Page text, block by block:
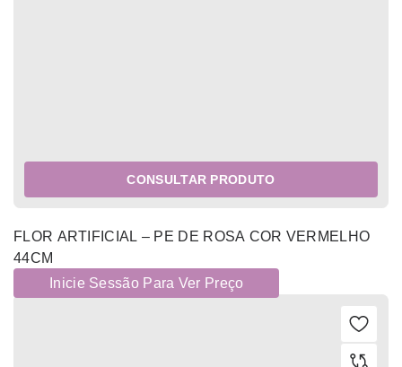
CONSULTAR PRODUTO
FLOR ARTIFICIAL – PE DE ROSA COR VERMELHO
44CM
Inicie Sessão Para Ver Preço